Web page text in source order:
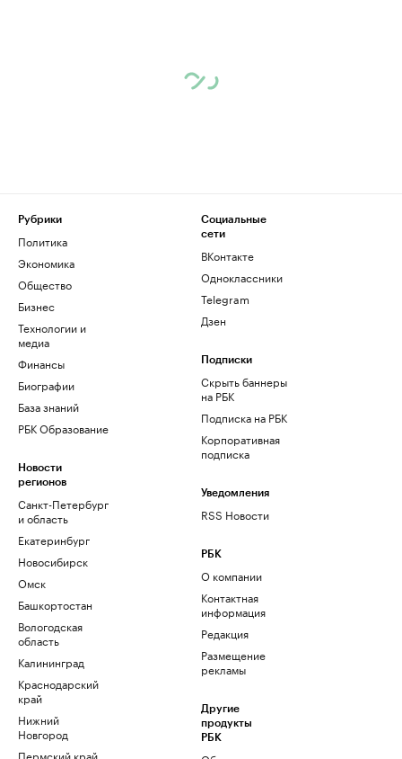
Рубрики
Политика
Экономика
Общество
Бизнес
Технологии и
медиа
Финансы
Биографии
База знаний
РБК Образование
Новости
регионов
Санкт-Петербург
и область
Екатеринбург
Новосибирск
Омск
Башкортостан
Вологодская
область
Калининград
Краснодарский
край
Нижний
Новгород
Пермский край
Социальные
сети
ВКонтакте
Одноклассники
Telegram
Дзен
Подписки
Скрыть баннеры
на РБК
Подписка на РБК
Корпоративная
подписка
Уведомления
RSS Новости
РБК
О компании
Контактная
информация
Редакция
Размещение
рекламы
Другие
продукты
РБК